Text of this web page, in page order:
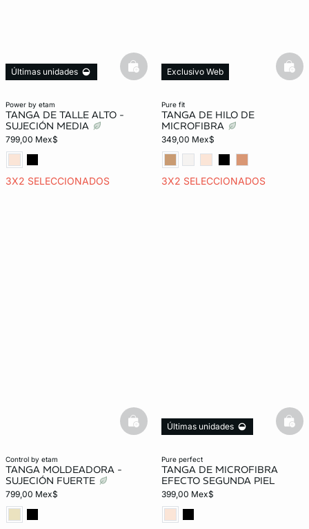
power by etam
TANGA DE TALLE ALTO -
SUJECIÓN MEDIA
799,00 Mex$
3X2 SELECCIONADOS
Últimas unidades basketfull
pure fit
TANGA DE HILO DE
MICROFIBRA
349,00 Mex$
3X2 SELECCIONADOS
Exclusivo Web
control by etam
TANGA MOLDEADORA -
SUJECIÓN FUERTE
799,00 Mex$
basketfull
pure perfect
TANGA DE MICROFIBRA
EFECTO SEGUNDA PIEL
399,00 Mex$
Últimas unidades